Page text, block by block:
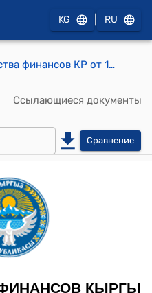
KG RU
Приказ Министерства финансов КР от 18 апреля 2025 года № 67-Б "О внесении изменений в приказ Министерства финансов Кыргызской Республики Об утверждении Бюджетной классификации Кыргызской Республики от 27 сентября 2023 года № 5-П"
Ссылающиеся документы
Сравнение